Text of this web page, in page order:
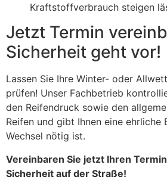
Kraftstoffverbrauch steigen
Jetzt Termin
Sicherheit geht vor!
Lassen Sie Ihre Winter- oder
prüfen! Unser Fachbetrieb
den Reifendruck sowie den
Reifen und gibt Ihnen eine ehrliche
Wechsel nötig ist.
Vereinbaren Sie jetzt Ihren
Sicherheit auf der Straße!